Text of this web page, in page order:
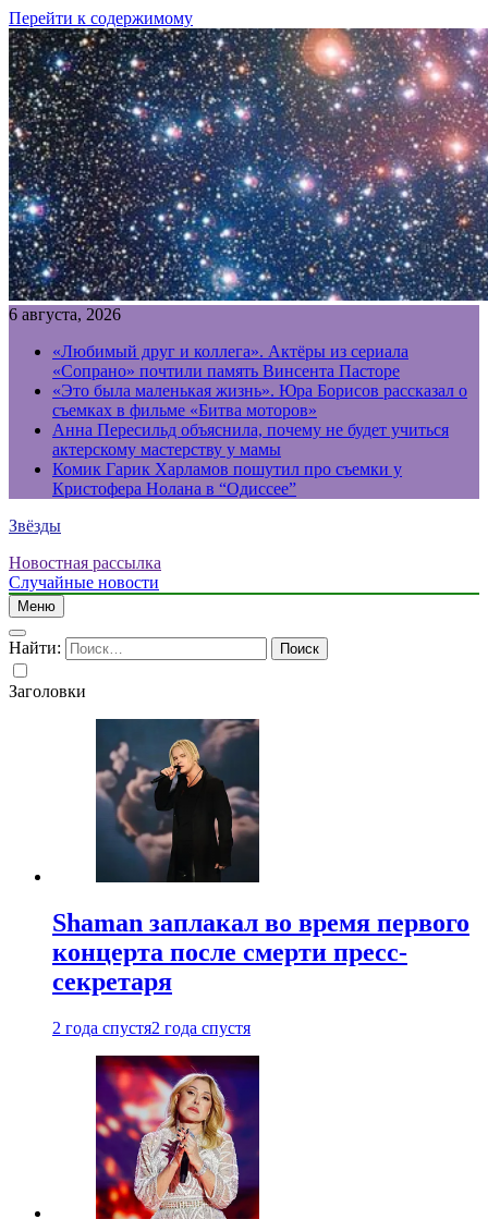
Перейти к содержимому
6 августа, 2026
«Любимый друг и коллега». Актёры из сериала
«Сопрано» почтили память Винсента Пасторе
«Это была маленькая жизнь». Юра Борисов рассказал о
съемках в фильме «Битва моторов»
Анна Пересильд объяснила, почему не будет учиться
актерскому мастерству у мамы
Комик Гарик Харламов пошутил про съемки у
Кристофера Нолана в “Одиссее”
Звёзды
Новостная рассылка
Случайные новости
Меню
Найти:
Заголовки
Shaman заплакал во время первого
концерта после смерти пресс-
секретаря
2 года спустя2 года спустя